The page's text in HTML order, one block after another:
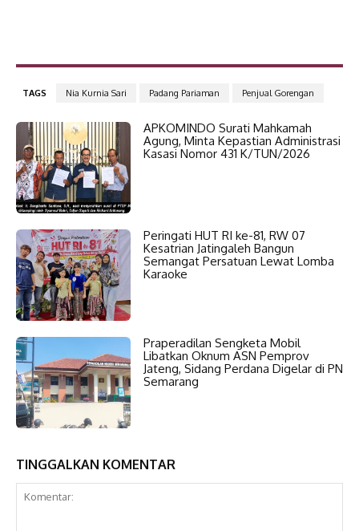
TAGS Nia Kurnia Sari Padang Pariaman Penjual Gorengan
APKOMINDO Surati Mahkamah
Agung, Minta Kepastian Administrasi
Kasasi Nomor 431 K/TUN/2026
Peringati HUT RI ke-81, RW 07
Kesatrian Jatingaleh Bangun
Semangat Persatuan Lewat Lomba
Karaoke
Praperadilan Sengketa Mobil
Libatkan Oknum ASN Pemprov
Jateng, Sidang Perdana Digelar di PN
Semarang
TINGGALKAN KOMENTAR